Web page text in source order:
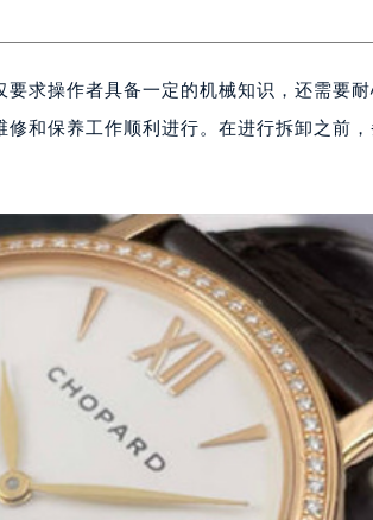
求操作者具备一定的机械知识，还需要
和保养工作顺利进行。在进行拆卸之前